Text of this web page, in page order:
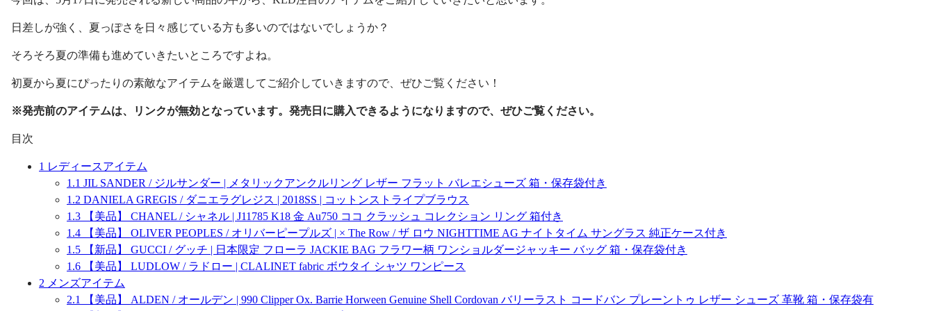
日差しが強く、夏っぽさを日々感じている方も多いのではないでしょうか？
そろそろ夏の準備も進めていきたいところですよね。
初夏から夏にぴったりの素敵なアイテムを厳選してご紹介していきますので、ぜひご覧ください！
※発売前のアイテムは、リンクが無効となっています。発売日に購入できるようになりますので、ぜひご覧ください。
目次
1 レディースアイテム
1.1 JIL SANDER / ジルサンダー | メタリックアンクルリング レザー フラット バレエシューズ 箱・保存袋付き
1.2 DANIELA GREGIS / ダニエラグレジス | 2018SS | コットンストライプブラウス
1.3 【美品】 CHANEL / シャネル | J11785 K18 金 Au750 ココ クラッシュ コレクション リング 箱付き
1.4 【美品】 OLIVER PEOPLES / オリバーピープルズ | × The Row / ザ ロウ NIGHTTIME AG ナイトタイム サングラス 純正ケース付き
1.5 【新品】 GUCCI / グッチ | 日本限定 フローラ JACKIE BAG フラワー柄 ワンショルダージャッキー バッグ 箱・保存袋付き
1.6 【美品】 LUDLOW / ラドロー | CLALINET fabric ボウタイ シャツ ワンピース
2 メンズアイテム
2.1
【美品】 ALDEN / オールデン | 990 Clipper Ox. Barrie Horween Genuine Shell Cordovan バリーラスト コードバン プレーントゥ レザー シューズ 革靴 箱・保存袋有